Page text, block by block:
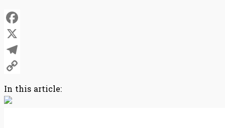
Facebook
X
Telegram
Link
In this article: